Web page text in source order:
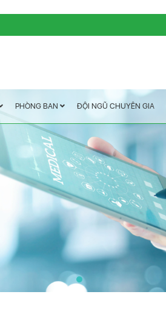
PHÒNG BAN ĐỘI NGŨ CHUYÊN GIA